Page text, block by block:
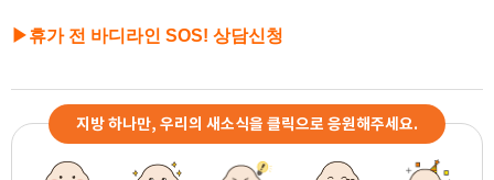
▶휴가 전 바디라인 SOS! 상담신청
지방 하나만, 우리의 새소식을 클릭으로 응원해주세요.